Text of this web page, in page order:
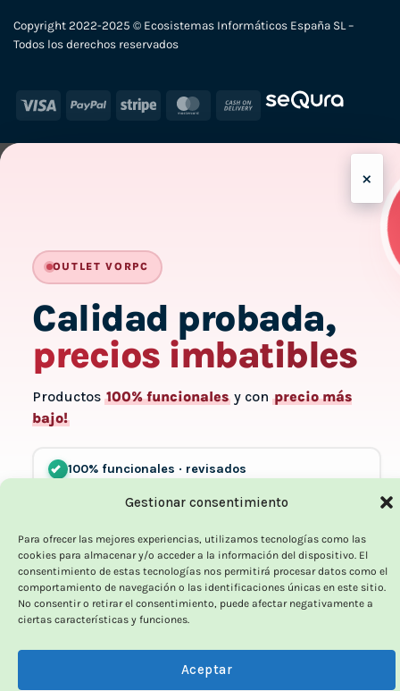
Gestionar consentimiento
Para ofrecer las mejores experiencias, utilizamos tecnologías como las
cookies para almacenar y/o acceder a la información del dispositivo. El
consentimiento de estas tecnologías nos permitirá procesar datos como el
comportamiento de navegación o las identificaciones únicas en este sitio.
No consentir o retirar el consentimiento, puede afectar negativamente a
ciertas características y funciones.
Aceptar
Copyright 2022-2025 © Ecosistemas Informáticos España SL –
Todos los derechos reservados
Visa PayPal Stripe MasterCard
Cash
×
OUTLET VORPC
Calidad probada,
precios imbatibles
Productos 100% funcionales y con precio más
bajo!
100% funcionales · revisados
Hasta un 70% más baratos que uno nuevo
Ver el Outlet